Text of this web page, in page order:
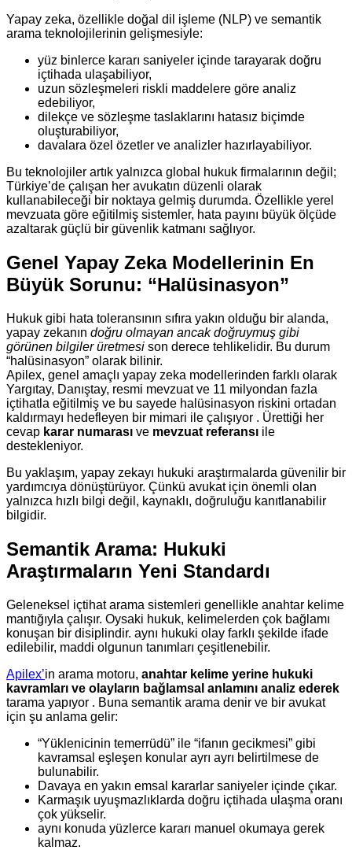
Yapay zeka, özellikle doğal dil işleme (NLP) ve semantik
arama teknolojilerinin gelişmesiyle:
yüz binlerce kararı saniyeler içinde tarayarak doğru
içtihada ulaşabiliyor,
uzun sözleşmeleri riskli maddelere göre analiz
edebiliyor,
dilekçe ve sözleşme taslaklarını hatasız biçimde
oluşturabiliyor,
davalara özel özetler ve analizler hazırlayabiliyor.
Bu teknolojiler artık yalnızca global hukuk firmalarının değil;
Türkiye’de çalışan her avukatın düzenli olarak
kullanabileceği bir noktaya gelmiş durumda. Özellikle yerel
mevzuata göre eğitilmiş sistemler, hata payını büyük ölçüde
azaltarak güçlü bir güvenlik katmanı sağlıyor.
Genel Yapay Zeka Modellerinin En
Büyük Sorunu: “Halüsinasyon”
Hukuk gibi hata toleransının sıfıra yakın olduğu bir alanda,
yapay zekanın doğru olmayan ancak doğruymuş gibi
görünen bilgiler üretmesi son derece tehlikelidir. Bu durum
“halüsinasyon” olarak bilinir.
Apilex, genel amaçlı yapay zeka modellerinden farklı olarak
Yargıtay, Danıştay, resmi mevzuat ve 11 milyondan fazla
içtihatla eğitilmiş ve bu sayede halüsinasyon riskini ortadan
kaldırmayı hedefleyen bir mimari ile çalışıyor . Ürettiği her
cevap karar numarası ve mevzuat referansı ile
destekleniyor.
Bu yaklaşım, yapay zekayı hukuki araştırmalarda güvenilir bir
yardımcıya dönüştürüyor. Çünkü avukat için önemli olan
yalnızca hızlı bilgi değil, kaynaklı, doğruluğu kanıtlanabilir
bilgidir.
Semantik Arama: Hukuki
Araştırmaların Yeni Standardı
Geleneksel içtihat arama sistemleri genellikle anahtar kelime
mantığıyla çalışır. Oysaki hukuk, kelimelerden çok bağlamı
konuşan bir disiplindir. aynı hukuki olay farklı şekilde ifade
edilebilir, maddi olgunun tanımları çeşitlenebilir.
Apilex’in arama motoru, anahtar kelime yerine hukuki
kavramları ve olayların bağlamsal anlamını analiz ederek
tarama yapıyor . Buna semantik arama denir ve bir avukat
için şu anlama gelir:
“Yüklenicinin temerrüdü” ile “ifanın gecikmesi” gibi
kavramsal eşleşen konular ayrı ayrı belirtilmese de
bulunabilir.
Davaya en yakın emsal kararlar saniyeler içinde çıkar.
Karmaşık uyuşmazlıklarda doğru içtihada ulaşma oranı
çok yükselir.
aynı konuda yüzlerce kararı manuel okumaya gerek
kalmaz.